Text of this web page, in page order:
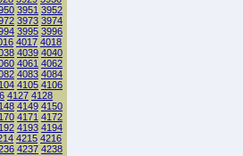
3951 3952
3973 3974
3995 3996
4017 4018
4039 4040
4061 4062
4083 4084
4105 4106
4127 4128
4149 4150
4171 4172
4193 4194
4215 4216
4237 4238